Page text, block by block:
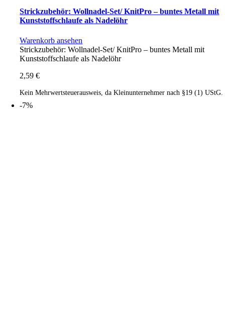
Strickzubehör: Wollnadel-Set/ KnitPro – buntes Metall mit
Kunststoffschlaufe als Nadelöhr
Warenkorb ansehen
Strickzubehör: Wollnadel-Set/ KnitPro – buntes Metall mit
Kunststoffschlaufe als Nadelöhr
2,59€
Kein Mehrwertsteuerausweis, da Kleinunternehmer nach §19 (1) UStG.
-7%